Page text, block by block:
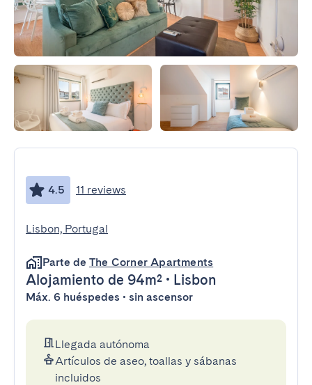
4.5 11 reviews
Lisbon, Portugal
Parte de The Corner Apartments
Alojamiento de 94m² • Lisbon
Máx. 6 huéspedes • sin ascensor
Llegada autónoma
Artículos de aseo, toallas y sábanas
incluidos